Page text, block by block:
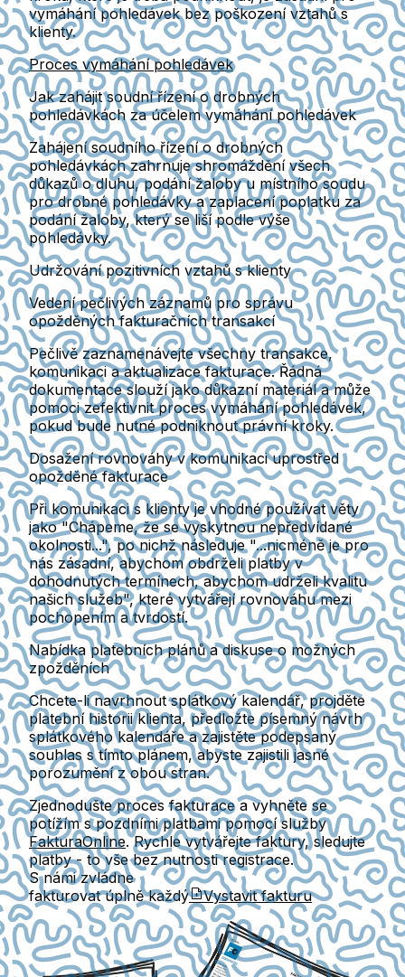
vymáhání pohledávek bez poškození vztahů s
klienty.
Proces vymáhání pohledávek
Jak zahájit soudní řízení o drobných
pohledávkách za účelem vymáhání pohledávek
Zahájení soudního řízení o drobných
pohledávkách zahrnuje shromáždění všech
důkazů o dluhu, podání žaloby u místního soudu
pro drobné pohledávky a zaplacení poplatku za
podání žaloby, který se liší podle výše
pohledávky.
Udržování pozitivních vztahů s klienty
Vedení pečlivých záznamů pro správu
opožděných fakturačních transakcí
Pečlivě zaznamenávejte všechny transakce,
komunikaci a aktualizace fakturace. Řádná
dokumentace slouží jako důkazní materiál a může
pomoci zefektivnit proces vymáhání pohledávek,
pokud bude nutné podniknout právní kroky.
Dosažení rovnováhy v komunikaci uprostřed
opožděné fakturace
Při komunikaci s klienty je vhodné používat věty
jako "Chápeme, že se vyskytnou nepředvídané
okolnosti...", po nichž následuje "...nicméně je pro
nás zásadní, abychom obdrželi platby v
dohodnutých termínech, abychom udrželi kvalitu
našich služeb", které vytvářejí rovnováhu mezi
pochopením a tvrdostí.
Nabídka platebních plánů a diskuse o možných
zpožděních
Chcete-li navrhnout splátkový kalendář, projděte
platební historii klienta, předložte písemný návrh
splátkového kalendáře a zajistěte podepsaný
souhlas s tímto plánem, abyste zajistili jasné
porozumění z obou stran.
Zjednodušte proces fakturace a vyhněte se
potížím s pozdními platbami pomocí služby
FakturaOnline. Rychle vytvářejte faktury, sledujte
platby - to vše bez nutnosti registrace.
S námi zvládne
fakturovat úplně každý
Vystavit fakturu